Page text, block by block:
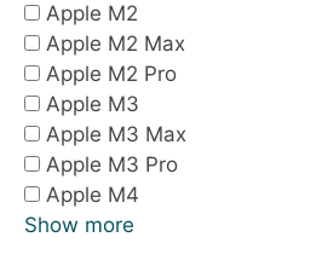
Apple M2
Apple M2 Max
Apple M2 Pro
Apple M3
Apple M3 Max
Apple M3 Pro
Apple M4
Show more